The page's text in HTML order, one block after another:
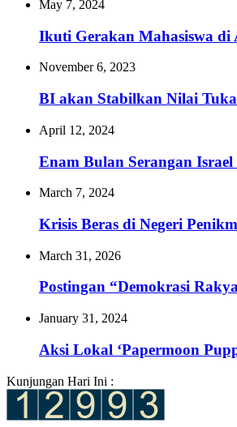
May 7, 2024
Ikuti Gerakan Mahasiswa di
November 6, 2023
BI akan Stabilkan Nilai
April 12, 2024
Enam Bulan Serangan
March 7, 2024
Krisis Beras di Negeri
March 31, 2026
Postingan “Demokrasi
January 31, 2024
Aksi Lokal ‘Papermoon
Kunjungan Hari Ini :